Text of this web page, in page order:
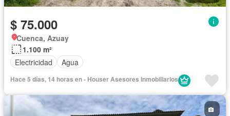
$ 75.000
Cuenca, Azuay
1.100 m²
Electricidad
Agua
Hace 5 días, 14 horas en - Houser Asesores Inmobiliarios